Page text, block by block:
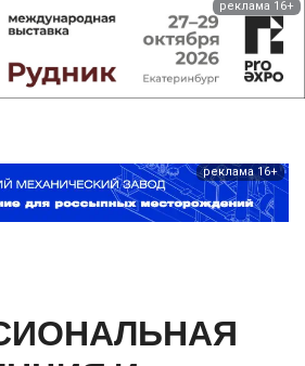
реклама 16+
реклама 16+